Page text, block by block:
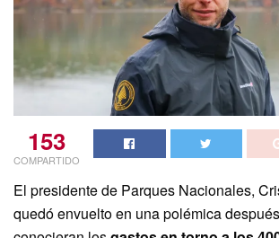
153
COMPARTIDO
El presidente de Parques Nacionales,
quedó envuelto en una polémica